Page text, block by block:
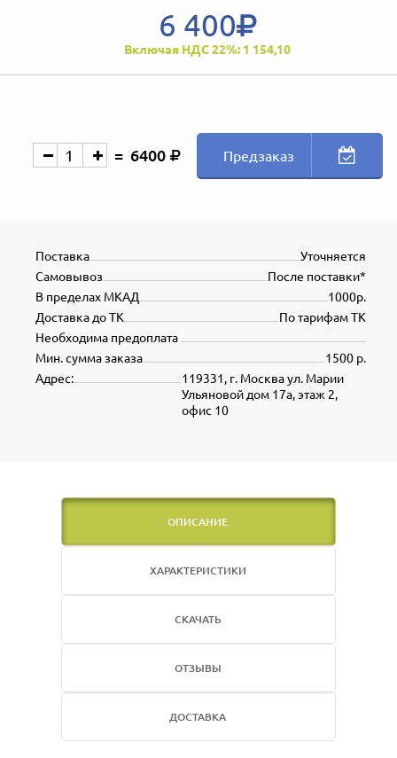
6 400
Включая НДС 22%: 1 154,10
6400 Предзаказ
Уточняется
Поставка
После поставки*
Самовывоз
1000р.
В пределах МКАД
По тарифам ТК
Доставка до ТК
Необходима предоплата
1500 р.
Мин. сумма заказа
119331, г. Москва ул. Марии
Ульяновой дом 17а, этаж 2,
офис 10
Адрес:
ОПИСАНИЕ
ХАРАКТЕРИСТИКИ
СКАЧАТЬ
ОТЗЫВЫ
ДОСТАВКА